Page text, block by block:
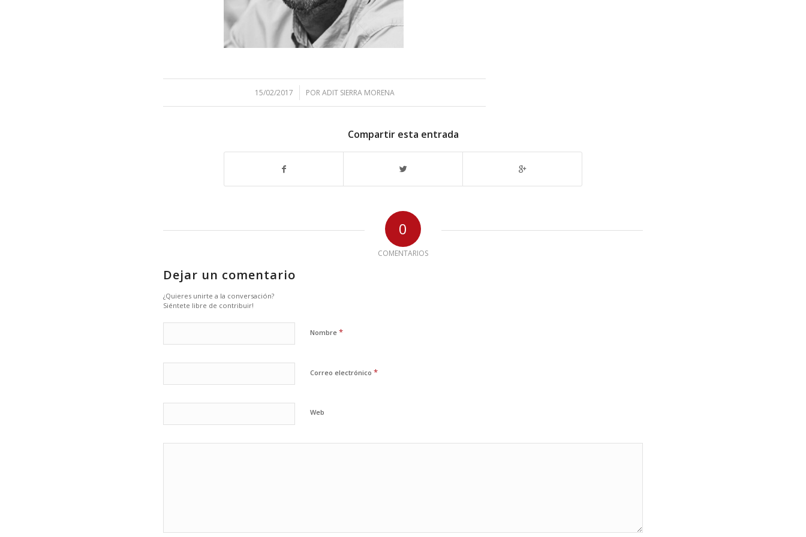
15/02/2017
/ PORADIT SIERRA MORENA
Compartir esta entrada
0
COMENTARIOS
Dejar un comentario
¿Quieres unirte a la conversación?
Siéntete libre de contribuir!
Nombre *
Correo electrónico *
Web